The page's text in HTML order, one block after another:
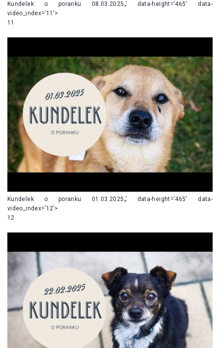
Kundelek o poranku 08.03.2025„’ data-height=’465′ data-
video_index=’11’>
11
Kundelek o poranku 01.03.2025„’ data-height=’465′ data-
video_index=’12’>
12